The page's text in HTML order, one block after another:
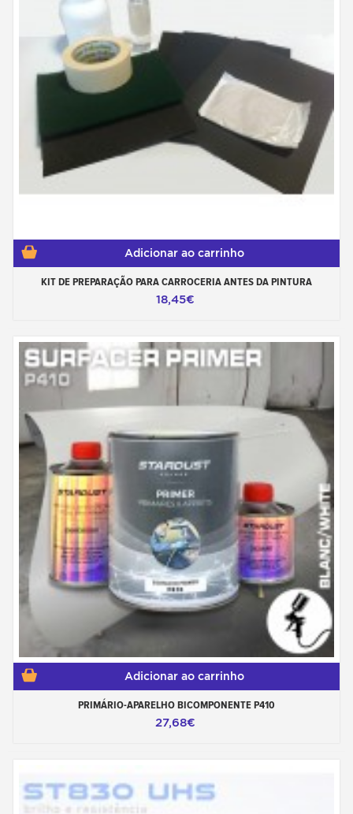
Adicionar ao carrinho
KIT DE PREPARAÇÃO PARA CARROCERIA ANTES DA PINTURA
18,45€
Adicionar ao carrinho
PRIMÁRIO-APARELHO BICOMPONENTE P410
27,68€